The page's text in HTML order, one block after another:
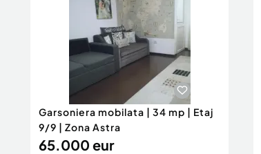
Garsoniera mobilata | 34 mp | Etaj
9/9 | Zona Astra
65.000 eur